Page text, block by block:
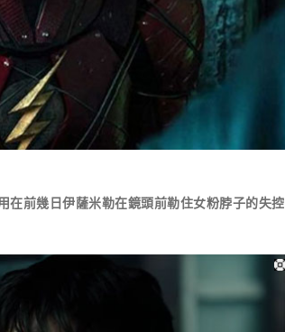
在前幾日伊薩米勒在鏡頭前勒住女粉脖子的失控